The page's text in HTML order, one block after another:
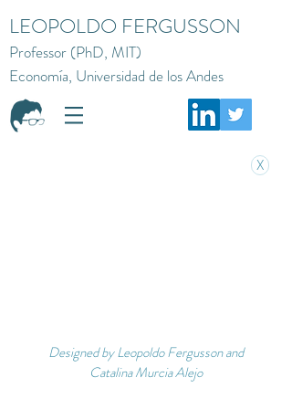
LEOPOLDO FERGUSSON
Professor (PhD, MIT)
Economía, Universidad de los Andes
X
Designed by Leopoldo Fergusson and
Catalina Murcia Alejo